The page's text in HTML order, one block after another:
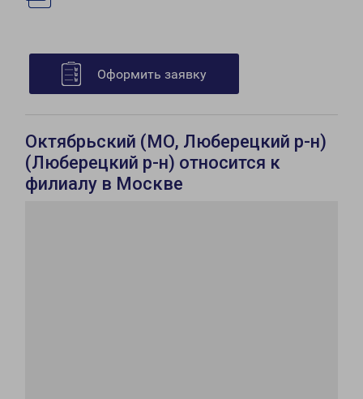
Оформить заявку
Октябрьский (МО, Люберецкий р-н)
(Люберецкий р-н) относится к
филиалу в Москве